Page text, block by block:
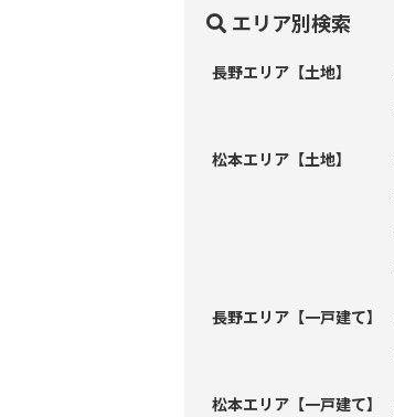
エリア別検索
長野エリア【土地】
松本エリア【土地】
長野エリア【一戸建て】
松本エリア【一戸建て】